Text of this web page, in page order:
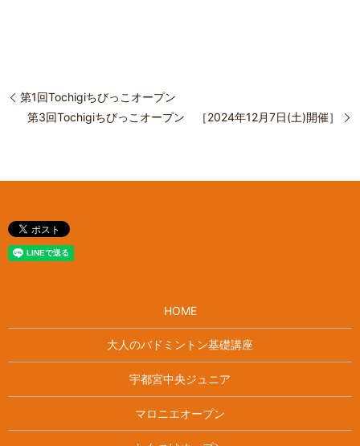
第1回Tochigiちびっこオープン
第3回Tochigiちびっこオープン ［2024年12月7日(土)開催］
HOME
大人のバドミントン基礎講座
宇都宮中央ジュニア
マロニエオープン